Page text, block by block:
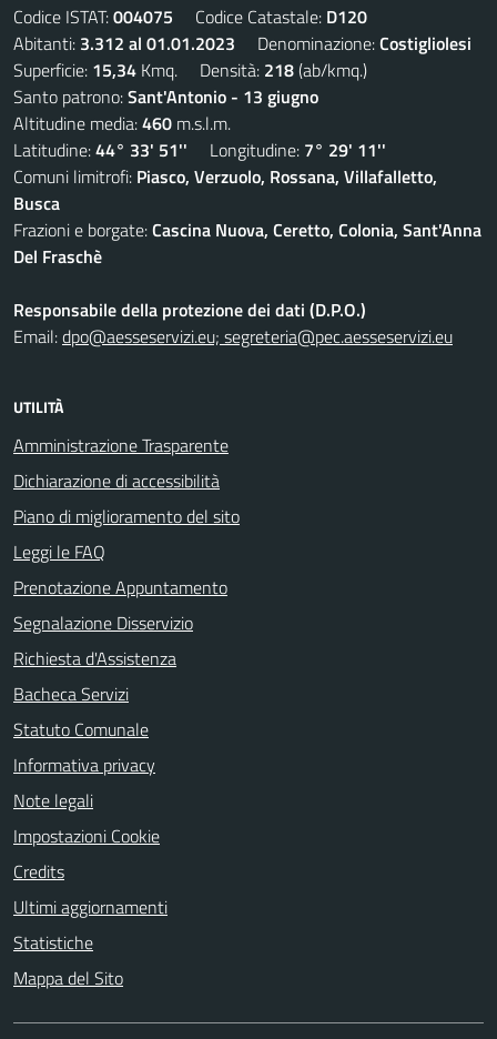
Codice ISTAT:004075 Codice Catastale: D120
Abitanti: 3.312 al 01.01.2023 Denominazione:Costigliolesi
Superficie: 15,34 Kmq. Densità: 218(ab/kmq.)
Santo patrono:Sant'Antonio - 13 giugno
Altitudine media:460 m.s.l.m.
Latitudine:44° 33' 51'' Longitudine: 7° 29' 11''
Comuni limitrofi: Piasco, Verzuolo, Rossana, Villafalletto,
Busca
Frazioni e borgate:Cascina Nuova, Ceretto, Colonia, Sant'Anna
Del Fraschè
Responsabile della protezione dei dati (D.P.O.)
Email:dpo@aesseservizi.eu; segreteria@pec.aesseservizi.eu
UTILITÀ
Amministrazione Trasparente
Dichiarazione di accessibilità
Piano di miglioramento del sito
Leggi le FAQ
Prenotazione Appuntamento
Segnalazione Disservizio
Richiesta d'Assistenza
Bacheca Servizi
Statuto Comunale
Informativa privacy
Note legali
Impostazioni Cookie
Credits
Ultimi aggiornamenti
Statistiche
Mappa del Sito